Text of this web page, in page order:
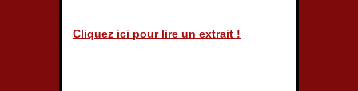
Cliquez ici pour lire un extrait !